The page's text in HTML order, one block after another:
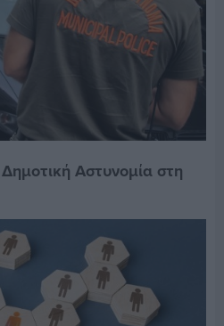
Αστυνομία στη